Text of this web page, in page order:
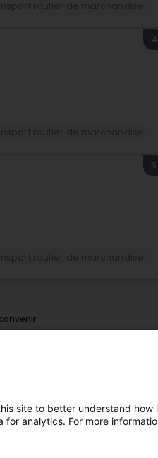
4
5
site to better understand how
analytics. For more